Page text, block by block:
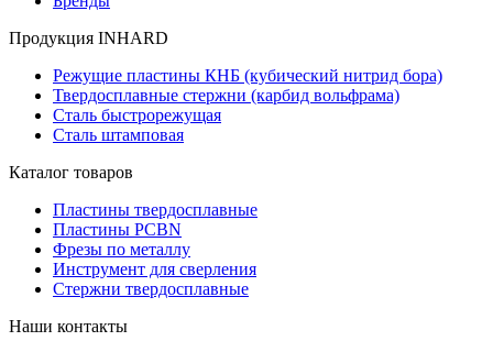
Продукция INHARD
Режущие пластины КНБ (кубический нитрид бора)
Твердосплавные стержни (карбид вольфрама)
Сталь быстрорежущая
Сталь штамповая
Каталог товаров
Пластины твердосплавные
Пластины PCBN
Фрезы по металлу
Инструмент для сверления
Стержни твердосплавные
Наши контакты